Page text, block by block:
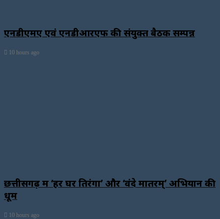
एनडीएमए एवं एनडीआरएफ की संयुक्त बैठक सम्पन्न
10 hours ago
छत्तीसगढ़ में ‘हर घर तिरंगा’ और ‘वंदे मातरम्’ अभियान की
धूम
10 hours ago